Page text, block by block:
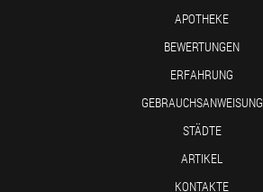
APOTHEKE
BEWERTUNGEN
ERFAHRUNG
GEBRAUCHSANWEISUNG
STÄDTE
ARTIKEL
KONTAKTE